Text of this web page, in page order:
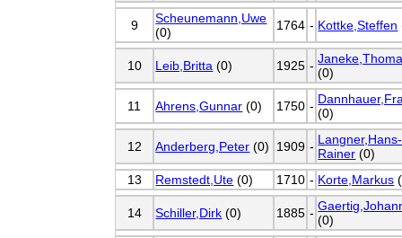
9
Scheunemann,Uwe
(0)
1764 - Kottke,Steffen
10 Leib,Britta (0) 1925 - (0)
11 Ahrens,Gunnar (0) 1750 - (0)
12 Anderberg,Peter (0) 1909 - Langner,Hans-
Rainer (0)
13
Remstedt,Ute (0) 1710 - Korte,Markus
14 Schiller,Dirk (0) 1885 - (0)